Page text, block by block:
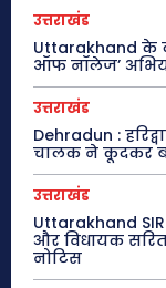
उत्तराखंड
Uttarakhand के
ऑफ नॉलेज’
उत्तराखंड
Dehradun :
चालक ने कूदकर
उत्तराखंड
Uttarakhand
और विधायक
नोटिस